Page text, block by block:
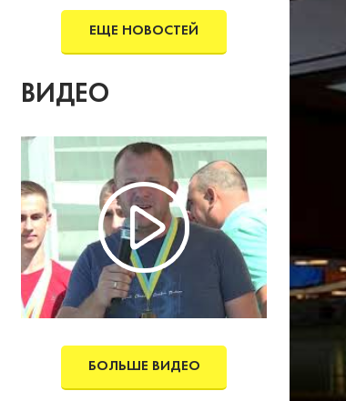
ЕЩЕ НОВОСТЕЙ
ВИДЕО
БОЛЬШЕ ВИДЕО